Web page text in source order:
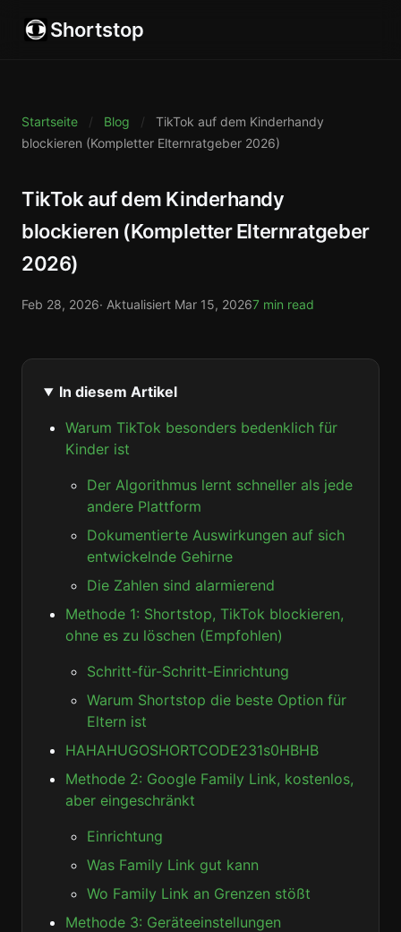
Shortstop
Startseite / Blog /
TikTok auf dem Kinderhandy
blockieren (Kompletter Elternratgeber 2026)
TikTok auf dem Kinderhandy
blockieren (Kompletter Elternratgeber
2026)
Feb 28, 2026· Aktualisiert Mar 15, 20267 min read
In diesem Artikel
Warum TikTok besonders bedenklich für
Kinder ist
Der Algorithmus lernt schneller als jede
andere Plattform
Dokumentierte Auswirkungen auf sich
entwickelnde Gehirne
Die Zahlen sind alarmierend
Methode 1: Shortstop, TikTok blockieren,
ohne es zu löschen (Empfohlen)
Schritt-für-Schritt-Einrichtung
Warum Shortstop die beste Option für
Eltern ist
HAHAHUGOSHORTCODE231s0HBHB
Methode 2: Google Family Link, kostenlos,
aber eingeschränkt
Einrichtung
Was Family Link gut kann
Wo Family Link an Grenzen stößt
Methode 3: Geräteeinstellungen